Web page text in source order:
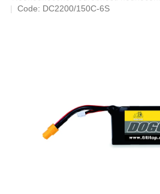
hodnocení
Code: DC2200/150C-6S